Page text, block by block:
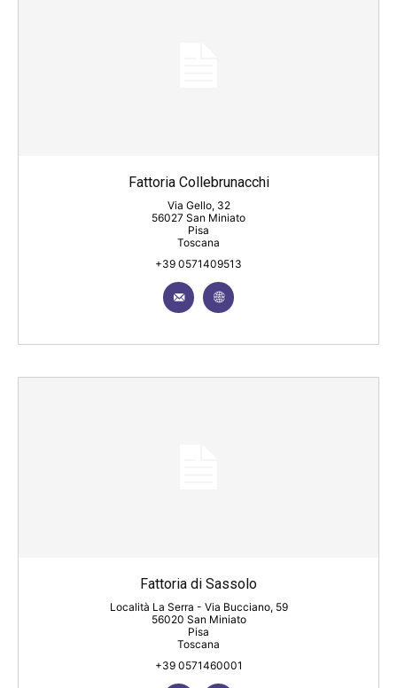
Fattoria Collebrunacchi
Via Gello, 32
56027 San Miniato
Pisa
Toscana
+39 0571409513
Fattoria di Sassolo
Località La Serra - Via Bucciano, 59
56020 San Miniato
Pisa
Toscana
+39 0571460001